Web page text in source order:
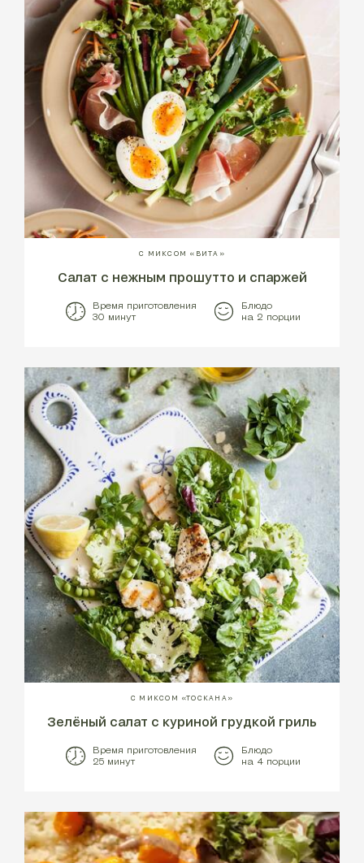
С МИКСОМ «ВИТА»
Салат с нежным прошутто и спаржей
Время приготовления
30 минут
Блюдо
на 2 порции
С МИКСОМ «ТОСКАНА»
Зелёный салат с куриной грудкой гриль
Время приготовления
25 минут
Блюдо
на 4 порции